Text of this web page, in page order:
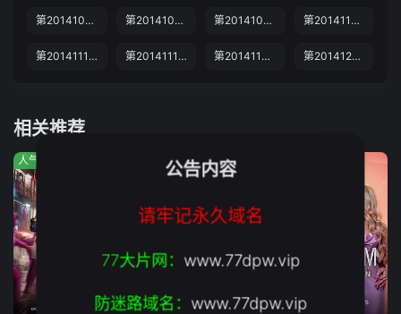
第20141015期 第20141022期 第20141029期 第20141105期
第20141112期 第20141119期 第20141126期 第20141203期
相关推荐
人气:662
第3期
人气:921
第10期完结
公告内容
请牢记永久域名
77大片网： www.77dpw.vip
防迷路域名： www.77dpw.vip